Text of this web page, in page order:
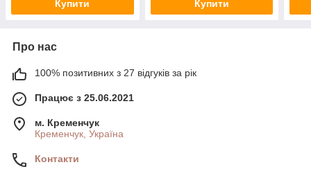
Купити Купити
Про нас
100% позитивних з 27 відгуків за рік
Працює з 25.06.2021
м. Кременчук
Кременчук, Україна
Контакти